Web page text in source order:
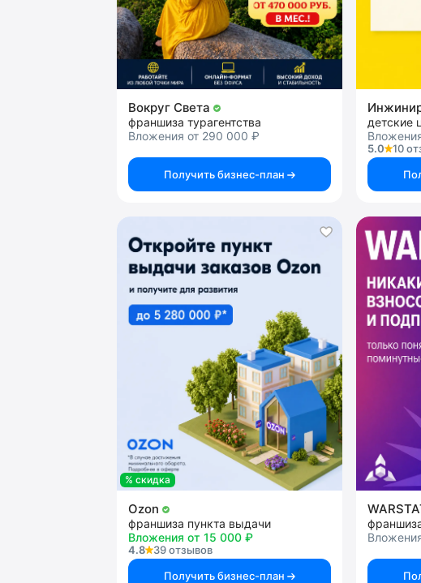
Вокруг Света
франшиза турагентства
Вложения от 290 000 ₽
Получить бизнес-план
детские
5.0
10
% скидка
Ozon
франшиза пункта выдачи
Вложения от 15 000 ₽
4.8
39 отзывов
Получить бизнес-план